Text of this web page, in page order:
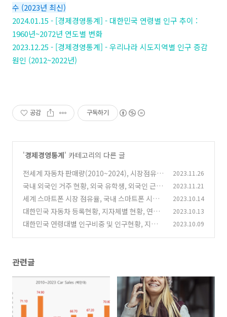
수 (2023년 최신)
2024.01.15 - [경제경영통계] - 대한민국 연령별 인구 추이 :
1960년~2072년 연도별 변화
2023.12.25 - [경제경영통계] - 우리나라 시도지역별 인구 증감
원인 (2012~2022년)
공감 구독하기
'경제경영통계' 카테고리의 다른 글
전세계 자동차 판매량(2010~2024), 시장점유
율, 미국시장 시장점유율, 자동차 브랜드 브랜드
가치 Global Car Sales, Car Brand Value (20
24년 11월 업데이트)
2023.11.26
국내 외국인 거주 현황, 외국 유학생, 외국인 근로
자, 결혼 이민자, 지자체별 현황
(1)
2023.11.21
세계 스마트폰 시장 점유율, 국내 스마트폰 시장
점유율 (21년 1분기~23년 1분기)
(0)
2023.10.14
대한민국 자동차 등록현황, 지자체별 현황, 연료
별 현황, 친환경자동차 현황
(0)
2023.10.13
대한민국 연령대별 인구비중 및 인구현황, 지자
2023.10.09
관련글